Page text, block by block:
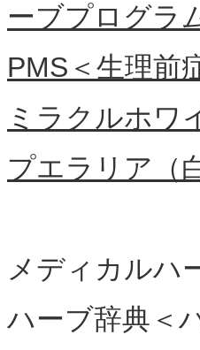
ーブプログラ
PMS＜生理前
ミラクルホワ
プエラリア（
メディカルハ
ハーブ辞典＜